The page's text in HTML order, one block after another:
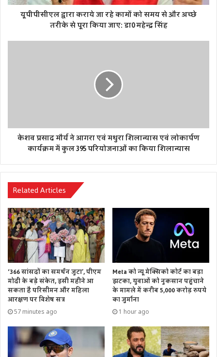
Tags cm yogi
यूपीपीसीएल द्वारा कराये जा रहे कामों को समय से और अच्छे
तरीके से पूरा किया जाए: डा0 महेन्द्र सिंह
केशव प्रसाद मौर्य ने आगरा एवं मथुरा शिलान्यास एवं लोकार्पण
कार्यक्रम में कुल 395 परियोजनाओं का किया शिलान्यास
Related Articles
‘366 सांसदों का समर्थन जुटा’, पीएम
मोदी के बड़े संकेत, इसी महीने आ
सकता है परिसीमन और महिला
आरक्षण पर विशेष सत्र
57 minutes ago
Meta को न्यू मेक्सिको कोर्ट का बड़ा
झटका, युवाओं को नुकसान पहुंचाने
के मामले में करीब 5,000 करोड़ रुपये
का जुर्माना
1 hour ago